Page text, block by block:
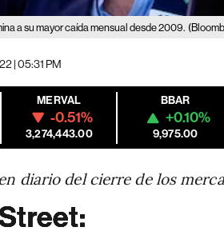
a su mayor caída mensual desde 2009.
| 05:31 PM
MERVAL
-0.51%
3,274,443.00
BBAR
+0.10%
9,975.00
diario del cierre de los